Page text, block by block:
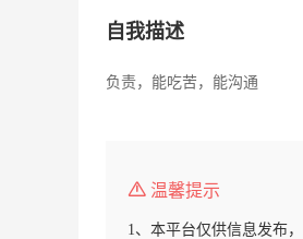
自我描述
负责，能吃苦，能沟通
温馨提示
1、本平台仅供信息发布